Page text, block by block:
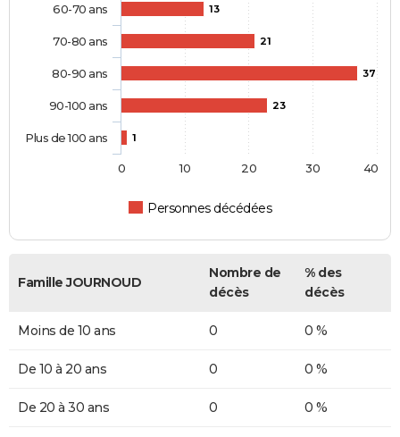
13
21
37
23
1
Personnes décédées
60-70 ans
70-80 ans
80-90 ans
90-100 ans
Plus de 100 ans
0 10 20 30 40
Famille JOURNOUD
Nombre de
décès
% des
décès
Moins de 10 ans 0 0 %
De 10 à 20 ans 0 0 %
De 20 à 30 ans 0 0 %